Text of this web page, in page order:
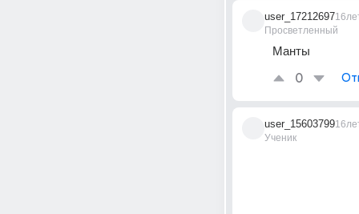
user_17212697
Просветленный
Манты
0
user_15603799
Ученик